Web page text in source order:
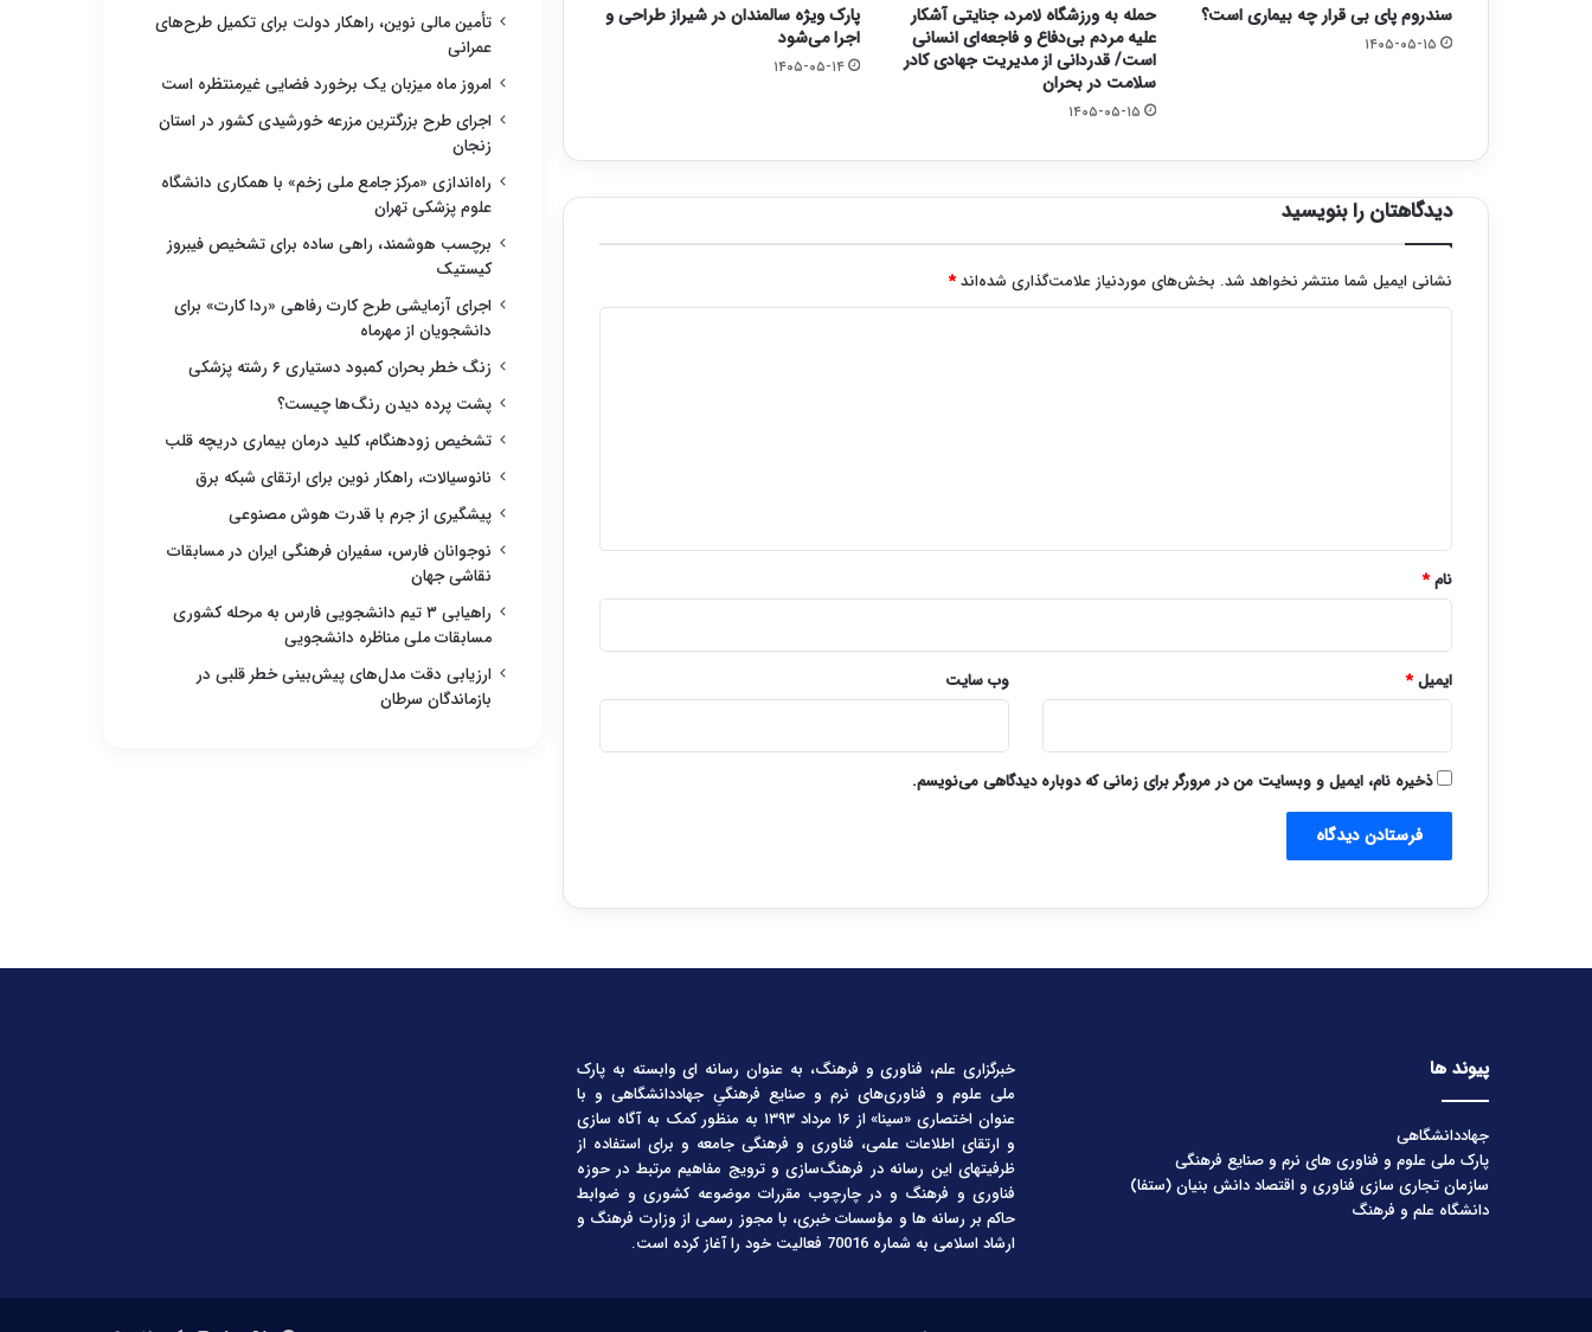
سندروم پای بی قرار چه بیماری است؟
۱۴۰۵-۰۵-۱۵
حمله به ورزشگاه لامرد، جنایتی آشکار
علیه مردم بی‌دفاع و فاجعه‌ای انسانی
است/ قدردانی از مدیریت جهادی کادر
سلامت در بحران
۱۴۰۵-۰۵-۱۵
پارک ویژه سالمندان در شیراز طراحی و
اجرا می‌شود
۱۴۰۵-۰۵-۱۴
دیدگاهتان را بنویسید
نشانی ایمیل شما منتشر نخواهد شد. بخش‌های موردنیاز علامت‌گذاری شده‌اند*
نام*
ایمیل* وب‌ سایت
ذخیره نام، ایمیل و وبسایت من در مرورگر برای زمانی که دوباره دیدگاهی می‌نویسم.
تأمین مالی نوین، راهکار دولت برای تکمیل طرح‌های
عمرانی
امروز ماه میزبان یک برخورد فضایی غیرمنتظره است
اجرای طرح بزرگترین مزرعه خورشیدی کشور در استان
زنجان
راه‌اندازی «مرکز جامع ملی زخم» با همکاری دانشگاه
علوم پزشکی تهران
برچسب هوشمند، راهی ساده برای تشخیص فیبروز
کیستیک
اجرای آزمایشی طرح کارت رفاهی «ردا کارت» برای
دانشجویان از مهرماه
زنگ خطر بحران کمبود دستیاری ۶ رشته پزشکی
پشت پرده دیدن رنگ‌ها چیست؟
تشخیص زودهنگام، کلید درمان بیماری دریچه قلب
نانوسیالات، راهکار نوین برای ارتقای شبکه برق
پیشگیری از جرم با قدرت هوش مصنوعی
نوجوانان فارس، سفیران فرهنگی ایران در مسابقات
نقاشی جهان
راهیابی ۳ تیم دانشجویی فارس به مرحله کشوری
مسابقات ملی مناظره دانشجویی
ارزیابی دقت مدل‌های پیش‌بینی خطر قلبی در
بازماندگان سرطان
پیوند ها
جهاددانشگاهی
پارک ملی علوم و فناوری های نرم و صنایع فرهنگی
سازمان تجاری سازی فناوری و اقتصاد دانش بنیان (ستفا)
دانشگاه علم و فرهنگ
خبرگزاری علم، فناوری و فرهنگ، به عنوان رسانه ای وابسته به پارک
ملی علوم و فناوری‌های نرم و صنایع فرهنگیِ جهاددانشگاهی و با
عنوان اختصاری «سینا» از ۱۶ مرداد ۱۳۹۳ به منظور کمک به آگاه سازی
و ارتقای اطلاعات علمی، فناوری و فرهنگی جامعه و برای استفاده از
ظرفیتهای این رسانه در فرهنگ‌سازی و ترویج مفاهیم مرتبط در حوزه
فناوری و فرهنگ و در چارچوب مقررات موضوعه کشوری و ضوابط
حاکم بر رسانه ها و مؤسسات خبری، با مجوز رسمی از وزارت فرهنگ و
ارشاد اسلامی به شماره 70016 فعالیت خود را آغاز کرده است.